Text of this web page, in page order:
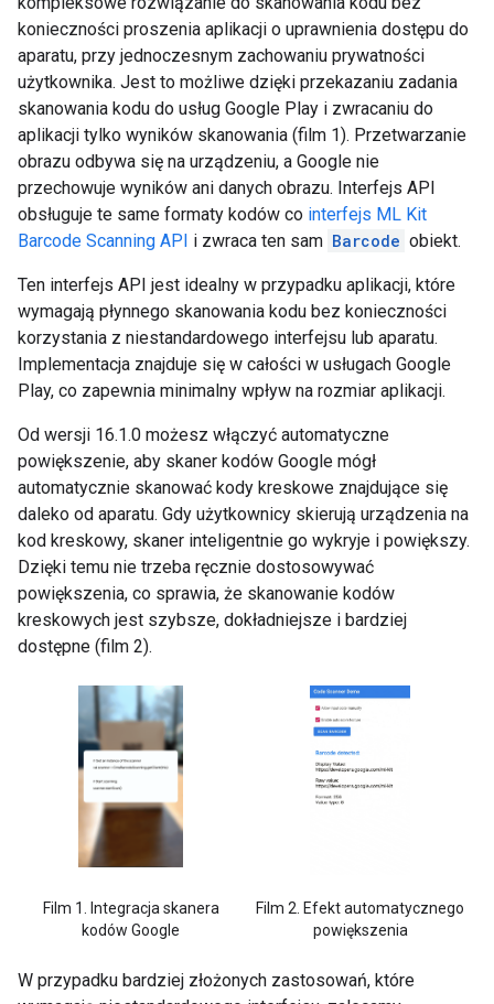
konieczności proszenia aplikacji o uprawnienia dostępu do
aparatu, przy jednoczesnym zachowaniu prywatności
użytkownika. Jest to możliwe dzięki przekazaniu zadania
skanowania kodu do usług Google Play i zwracaniu do
aplikacji tylko wyników skanowania (film 1). Przetwarzanie
obrazu odbywa się na urządzeniu, a Google nie
przechowuje wyników ani danych obrazu. Interfejs API
obsługuje te same formaty kodów co interfejs ML Kit
Barcode Scanning API i zwraca ten sam Barcode obiekt.
Ten interfejs API jest idealny w przypadku aplikacji, które
wymagają płynnego skanowania kodu bez konieczności
korzystania z niestandardowego interfejsu lub aparatu.
Implementacja znajduje się w całości w usługach Google
Play, co zapewnia minimalny wpływ na rozmiar aplikacji.
Od wersji 16.1.0 możesz włączyć automatyczne
powiększenie, aby skaner kodów Google mógł
automatycznie skanować kody kreskowe znajdujące się
daleko od aparatu. Gdy użytkownicy skierują urządzenia na
kod kreskowy, skaner inteligentnie go wykryje i powiększy.
Dzięki temu nie trzeba ręcznie dostosowywać
powiększenia, co sprawia, że skanowanie kodów
kreskowych jest szybsze, dokładniejsze i bardziej
dostępne (film 2).
Film 1. Integracja skanera
kodów Google
Film 2. Efekt automatycznego
powiększenia
W przypadku bardziej złożonych zastosowań, które